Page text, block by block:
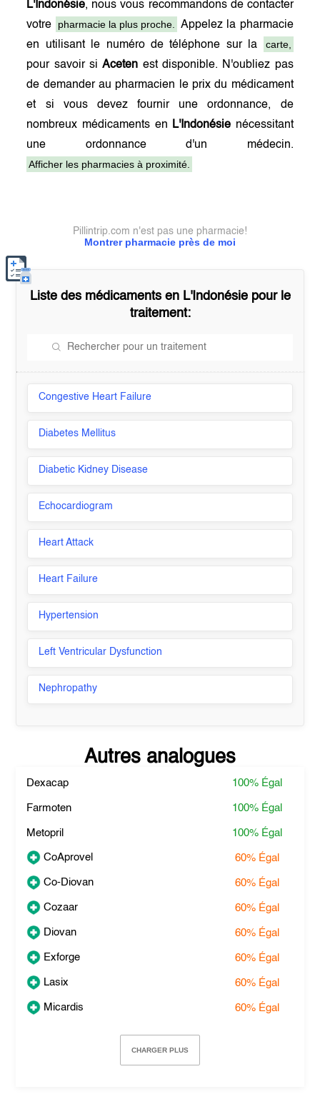
L'Indonésie, nous vous recommandons de contacter
votre
pharmacie la plus proche.
Appelez la pharmacie
en utilisant le numéro de téléphone sur la
carte,
pour savoir siAceten est disponible. N'oubliez pas
de demander au pharmacien le prix du médicament
et si vous devez fournir une ordonnance, de
nombreux médicaments en
L'Indonésie nécessitant
une ordonnance d'un médecin.
Afficher les pharmacies à proximité.
Montrer pharmacie près de moi
Pillintrip.com n'est pas une pharmacie!
Liste des médicaments en L'Indonésiepour le
traitement:
Congestive Heart Failure
Diabetes Mellitus
Diabetic Kidney Disease
Echocardiogram
Heart Attack
Heart Failure
Hypertension
Left Ventricular Dysfunction
Nephropathy
Autres analogues
Dexacap 100% Égal
Farmoten 100% Égal
Metopril 100% Égal
CoAprovel 60% Égal
Co-Diovan 60% Égal
Cozaar 60% Égal
Diovan 60% Égal
Exforge 60% Égal
Lasix 60% Égal
Micardis 60% Égal
CHARGER PLUS